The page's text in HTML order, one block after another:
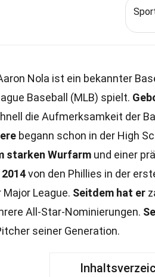
Nola ist ein bekannter
Baseball (MLB) spielt.
die Aufmerksamkeit der
begann schon in der High
starken Wurfarm und einer
von den Phillies in der
League. Seitdem hat er
All-Star-Nominierungen.
seiner Generation.